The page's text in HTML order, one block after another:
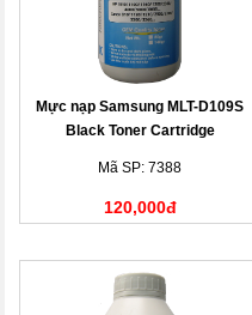
Mực nạp Samsung MLT-D109S
Black Toner Cartridge
Mã SP: 7388
120,000đ